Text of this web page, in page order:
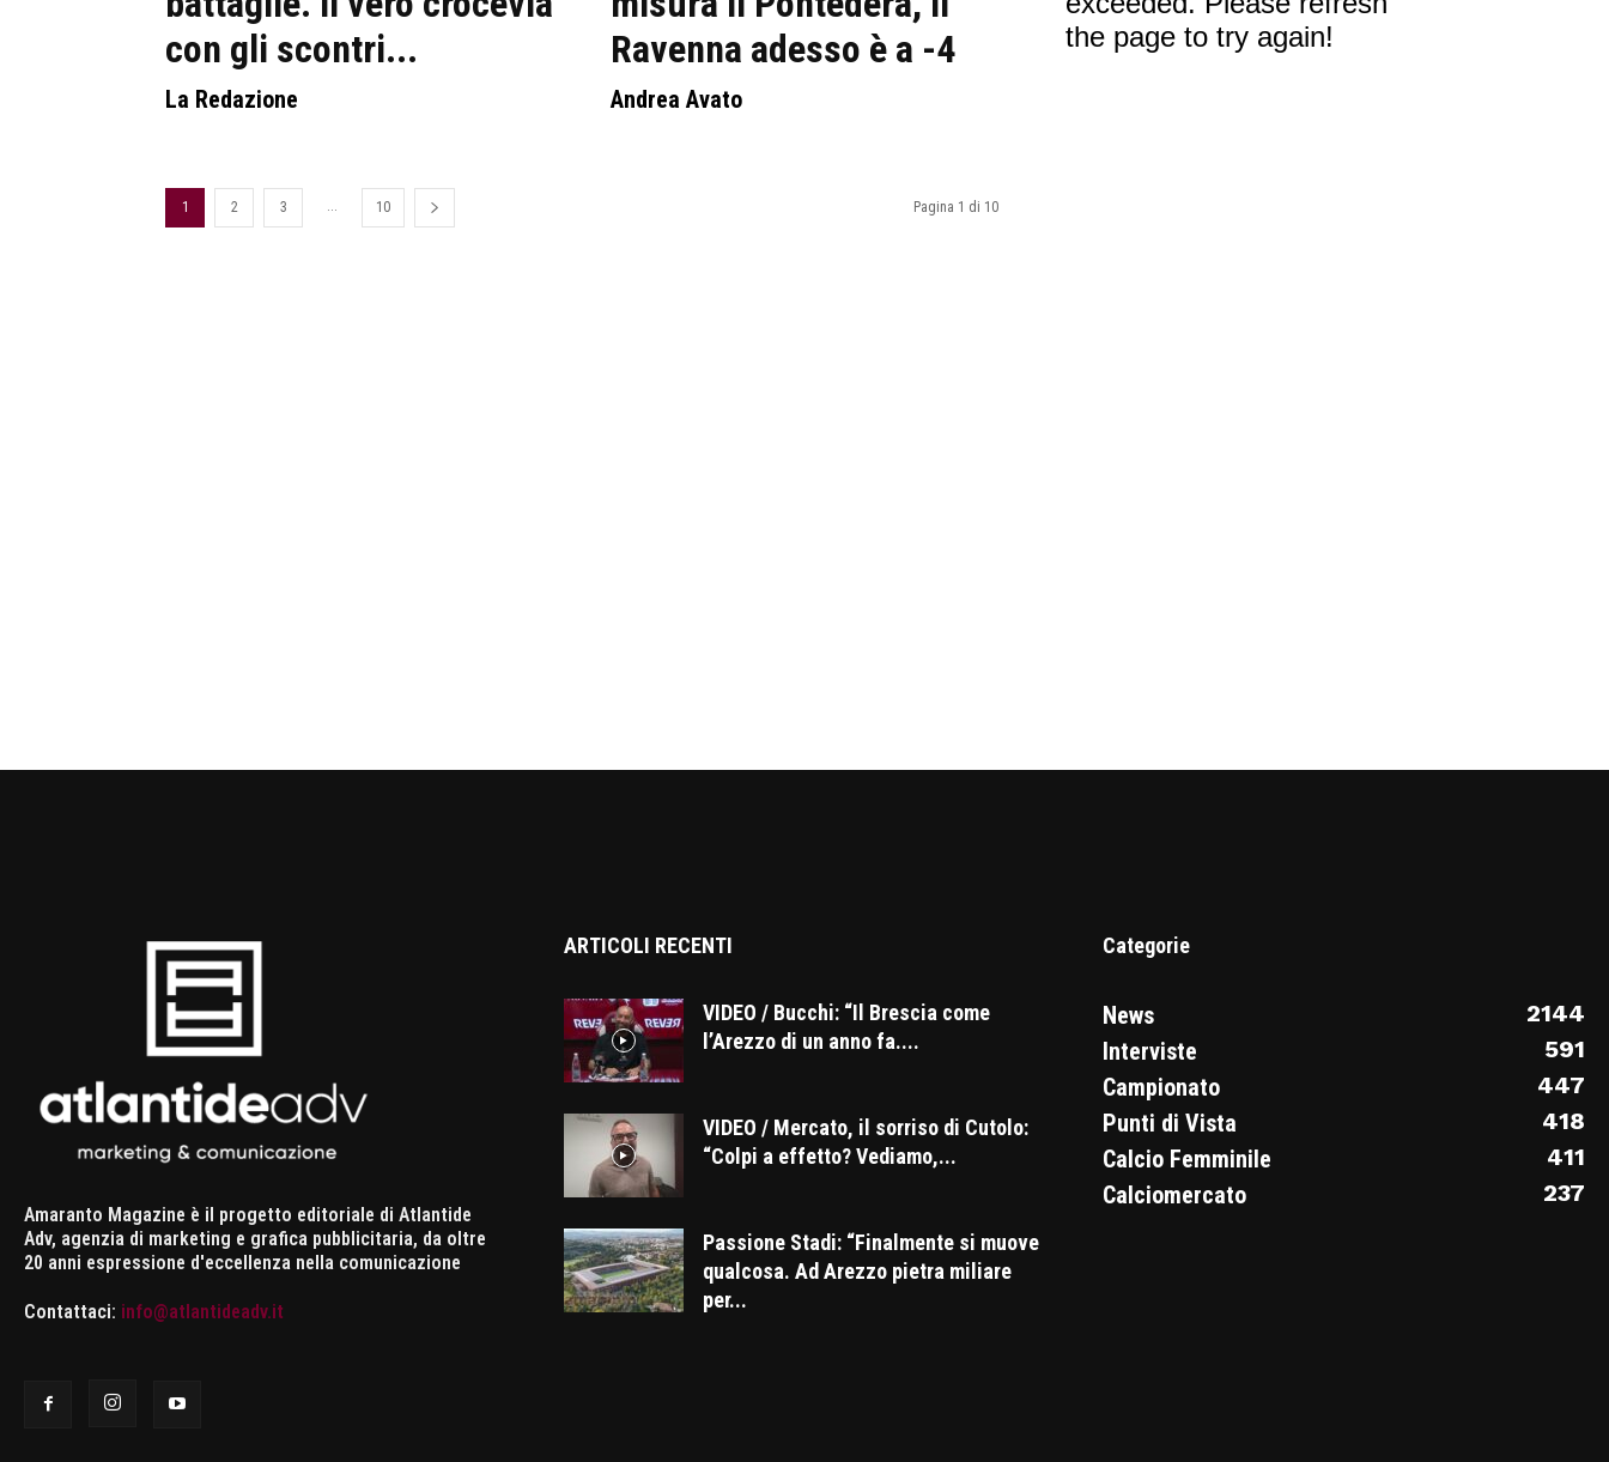
con gli scontri...
La Redazione
Ravenna adesso è a -4
Andrea Avato
1 2 3 ... 10 Pagina 1 di 10
Amaranto Magazine è il progetto editoriale di Atlantide
Adv, agenzia di marketing e grafica pubblicitaria, da oltre
20 anni espressione d'eccellenza nella comunicazione
Contattaci: info@atlantideadv.it
ARTICOLI RECENTI
VIDEO / Bucchi: “Il Brescia come
l’Arezzo di un anno fa....
VIDEO / Mercato, il sorriso di Cutolo:
“Colpi a effetto? Vediamo,...
Passione Stadi: “Finalmente si muove
qualcosa. Ad Arezzo pietra miliare
per...
Categorie
News
2144
Interviste
591
Campionato
447
Punti di Vista
418
Calcio Femminile
411
Calciomercato
237